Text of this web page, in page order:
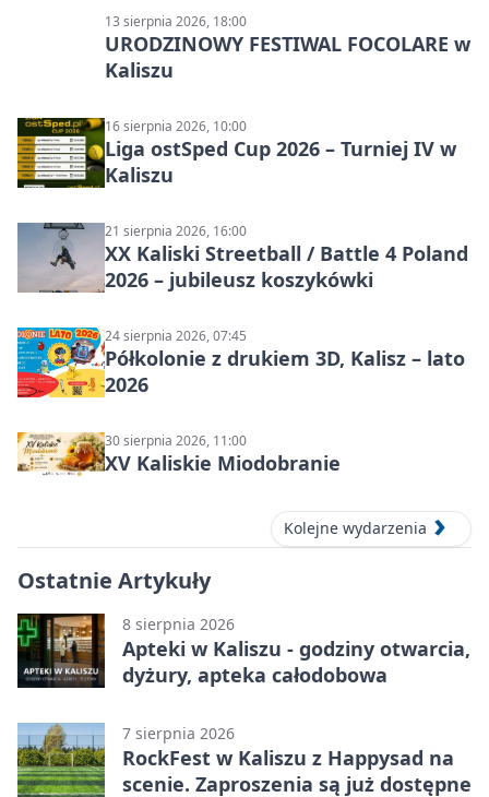
13 sierpnia 2026, 18:00
URODZINOWY FESTIWAL FOCOLARE w
Kaliszu
16 sierpnia 2026, 10:00
Liga ostSped Cup 2026 – Turniej IV w
Kaliszu
21 sierpnia 2026, 16:00
XX Kaliski Streetball / Battle 4 Poland
2026 – jubileusz koszykówki
24 sierpnia 2026, 07:45
Półkolonie z drukiem 3D, Kalisz – lato
2026
30 sierpnia 2026, 11:00
XV Kaliskie Miodobranie
Kolejne wydarzenia
Ostatnie Artykuły
8 sierpnia 2026
Apteki w Kaliszu - godziny otwarcia,
dyżury, apteka całodobowa
7 sierpnia 2026
RockFest w Kaliszu z Happysad na
scenie. Zaproszenia są już dostępne